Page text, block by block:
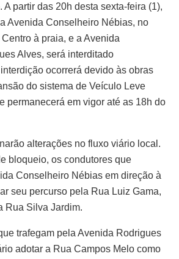
A partir das 20h desta sexta-feira (1),
Avenida Conselheiro Nébias, no
à praia, e a Avenida
Alves, será interditado
ocorrerá devido às obras
do sistema de Veículo Leve
permanecerá em vigor até as 18h do
alterações no fluxo viário local.
bloqueio, os condutores que
Conselheiro Nébias em direção à
seu percurso pela Rua Luiz Gama,
Rua Silva Jardim.
trafegam pela Avenida Rodrigues
adotar a Rua Campos Melo como